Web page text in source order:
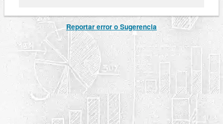
Reportar error o Sugerencia